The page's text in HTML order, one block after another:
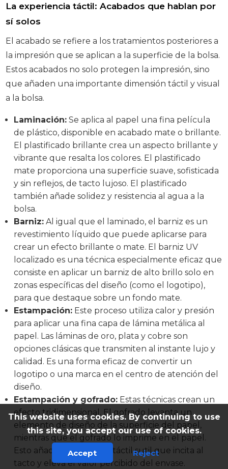
La experiencia táctil: Acabados que hablan por
sí solos
El acabado se refiere a los tratamientos posteriores a
la impresión que se aplican a la superficie de la bolsa.
Estos acabados no solo protegen la impresión, sino
que añaden una importante dimensión táctil y visual
a la bolsa.
Laminación: Se aplica al papel una fina película
de plástico, disponible en acabado mate o brillante.
El plastificado brillante crea un aspecto brillante y
vibrante que resalta los colores. El plastificado
mate proporciona una superficie suave, sofisticada
y sin reflejos, de tacto lujoso. El plastificado
también añade solidez y resistencia al agua a la
bolsa.
Barniz: Al igual que el laminado, el barniz es un
revestimiento líquido que puede aplicarse para
crear un efecto brillante o mate. El barniz UV
localizado es una técnica especialmente eficaz que
consiste en aplicar un barniz de alto brillo solo en
zonas específicas del diseño (como el logotipo),
para que destaque sobre un fondo mate.
Estampación: Este proceso utiliza calor y presión
para aplicar una fina capa de lámina metálica al
papel. Las láminas de oro, plata y cobre son
opciones clásicas que transmiten al instante lujo y
calidad. Es una forma eficaz de convertir un
logotipo o una marca en el centro de atención del
diseño.
Estampación y gofrado: Estas técnicas crean un
efecto tridimensional. El gofrado levanta un
elemento de diseño de la superficie del papel,
mientras que el gofrado lo imprime en el papel.
Esto añade una riqueza táctil sutil que incita al
tacto y eleva el valor percibido del envase.
This website uses cookies. By continuing to use
this site, you accept our use of cookies.
Accept Reject